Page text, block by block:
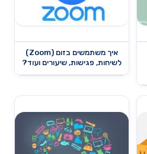
איך משתמשים בזום (Zoom)
לשיחות, פגישות, שיעורים ועוד?